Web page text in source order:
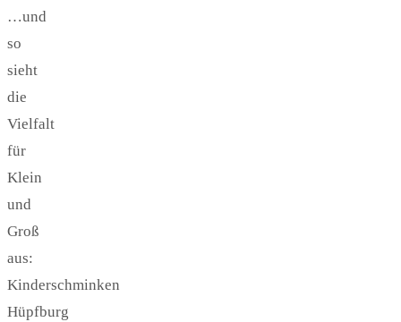
…und
so
sieht
die
Vielfalt
für
Klein
und
Groß
aus:
Kinderschminken
Hüpfburg